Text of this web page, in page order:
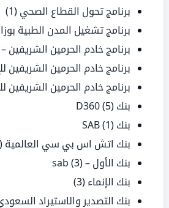
برنامج تحول القطاع الصحي (1)
برنامج تشغيل المدن الطبية
برنامج خادم الحرمين الشريفين –
برنامج خادم الحرمين الشريفين
برنامج خادم الحرمين الشريفين
بنك D360 (5)
بنك SAB (1)
بنك اتش اس بي سي العالمية (1)
بنك الأول – sab(3)
بنك الإنماء (3)
بنك التصدير والاستيراد